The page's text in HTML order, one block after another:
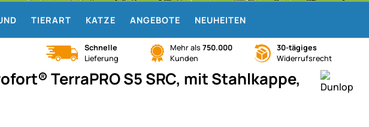
TIERART KATZE ANGEBOTE NEUHEITEN
Schnelle
Lieferung
Mehr als 750.000
Kunden
30-tägiges
Widerrufsrecht
TerraPRO S5 SRC, mit Stahlkappe,